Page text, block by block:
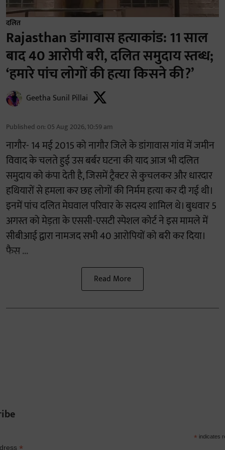
दलित
Rajasthan डांगावास हत्याकांड: 11 साल
बाद 40 आरोपी बरी, दलित समुदाय स्तब्ध;
‘हमारे पांच लोगों की हत्या किसने की?’
Geetha Sunil Pillai
Published on: 05 Aug 2026, 10:59 am
नागौर- 14 मई 2015 को नागौर जिले के डांगावास गांव में जमीन
विवाद के चलते हुई उस बर्बर घटना की याद आज भी दलित
समुदाय को कंपा देती है, जिसमें ट्रैक्टर से कुचलकर और धारदार
हथियारों से हमला कर छह लोगों की निर्मम हत्या कर दी गई थी।
इनमें पांच दलित मेघवाल परिवार के सदस्य शामिल थे। बुधवार 5
अगस्त को मेड़ता के एससी-एसटी स्पेशल कोर्ट ने इस मामले में
सीबीआई द्वारा नामजद सभी 40 आरोपियों को बरी कर दिया।
फैस ...
Read More
* indicates